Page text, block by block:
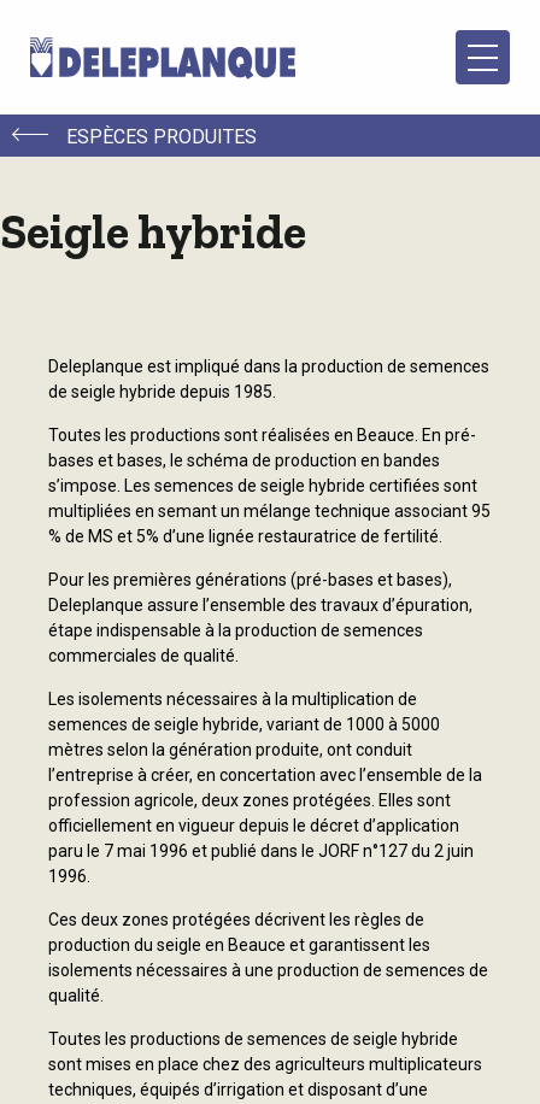
ESPÈCES PRODUITES
Seigle hybride
Deleplanque est impliqué dans la production de semences
de seigle hybride depuis 1985.
Toutes les productions sont réalisées en Beauce. En pré-
bases et bases, le schéma de production en bandes
s’impose. Les semences de seigle hybride certifiées sont
multipliées en semant un mélange technique associant 95
% de MS et 5% d’une lignée restauratrice de fertilité.
Pour les premières générations (pré-bases et bases),
Deleplanque assure l’ensemble des travaux d’épuration,
étape indispensable à la production de semences
commerciales de qualité.
Les isolements nécessaires à la multiplication de
semences de seigle hybride, variant de 1000 à 5000
mètres selon la génération produite, ont conduit
l’entreprise à créer, en concertation avec l’ensemble de la
profession agricole, deux zones protégées. Elles sont
officiellement en vigueur depuis le décret d’application
paru le 7 mai 1996 et publié dans le JORF n°127 du 2 juin
1996.
Ces deux zones protégées décrivent les règles de
production du seigle en Beauce et garantissent les
isolements nécessaires à une production de semences de
qualité.
Toutes les productions de semences de seigle hybride
sont mises en place chez des agriculteurs multiplicateurs
techniques, équipés d’irrigation et disposant d’une